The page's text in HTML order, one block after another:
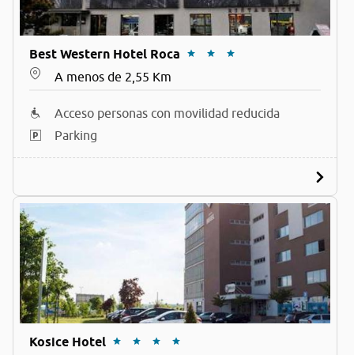
Best Western Hotel Roca
A menos de 2,55 Km
Acceso personas con movilidad reducida
Parking
Kosice Hotel